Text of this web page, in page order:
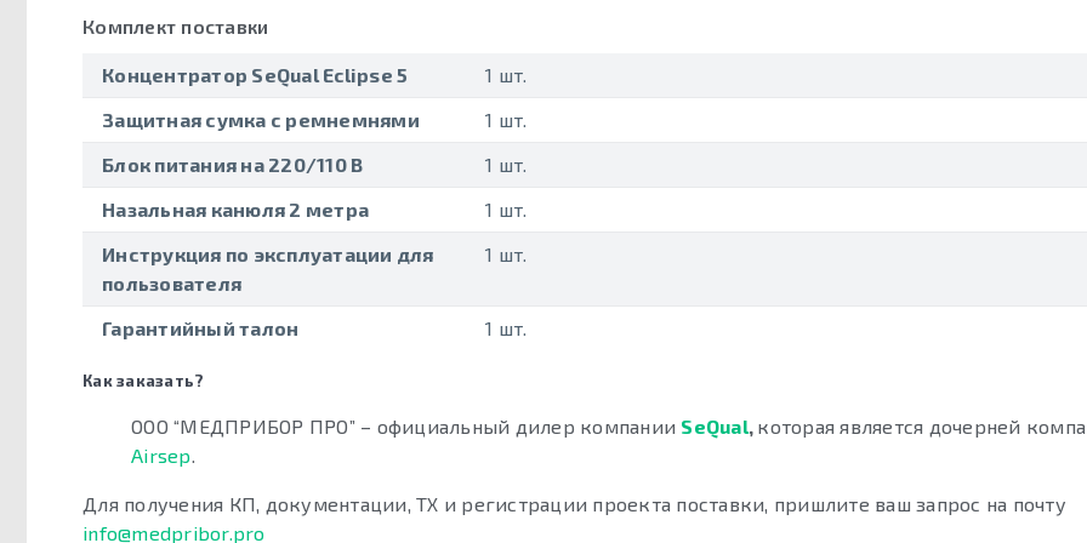
Комплект поставки
Концентратор SeQual Eclipse 5
1 шт.
Защитная сумка с ремнемнями
1 шт.
Блок питания на 220/110 В
1 шт.
Назальная канюля 2 метра
1 шт.
Инструкция по эксплуатации для
пользователя
1 шт.
Гарантийный талон 1 шт.
Как заказать?
ООО “МЕДПРИБОР ПРО” – официальный дилер компании SeQual, которая является дочерней
Airsep
Для получения КП, документации, ТХ и регистрации проекта поставки, пришлите ваш запрос на почту
info@medpribor.pro